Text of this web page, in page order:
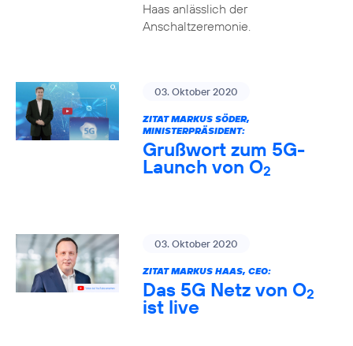
Haas anlässlich der
Anschaltzeremonie.
03. Oktober 2020
ZITAT MARKUS SÖDER,
MINISTERPRÄSIDENT:
Grußwort zum 5G-
Launch von O2
03. Oktober 2020
ZITAT MARKUS HAAS, CEO:
Das 5G Netz von O2
ist live